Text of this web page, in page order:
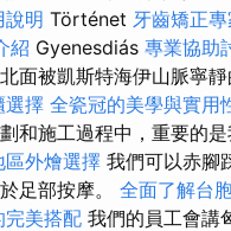
說明 Történet 牙齒矯正
紹 Gyenesdiás 專業協助
面被凱斯特海伊山脈寧
選擇 全瓷冠的美學與實用
和施工過程中，重要的
區外燴選擇 我們可以赤腳
足部按摩。 全面了解台
完美搭配 我們的員工會講